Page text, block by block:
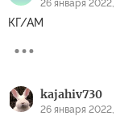
26 января 2022,
КГ/АМ
kajahiv730
26 января 2022,